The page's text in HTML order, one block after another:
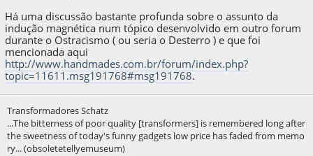
Há uma discussão bastante profunda sobre o assunto da
indução magnética num tópico desenvolvido em outro forum
durante o Ostracismo ( ou seria o Desterro ) e que foi
mencionada aqui
http://www.handmades.com.br/forum/index.php?
topic=11611.msg191768#msg191768.
Transformadores Schatz
...The bitterness of poor quality [transformers] is remembered long after
the sweetness of today's funny gadgets low price has faded from memo
ry... (obsoletetellyemuseum)